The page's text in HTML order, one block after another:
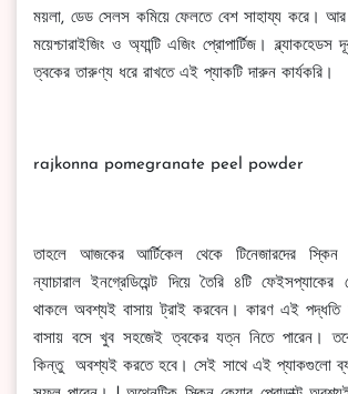
ময়লা, ডেড সেলস কমিয়ে ফেলতে বেশ সাহায্য করে।
ময়েশ্চারাইজিং ও অ্যান্টি এজিং প্রোপার্টিজ।
ত্বকের তারুণ্য ধরে রাখতে এই প্যাকটি দারুন কার্যকরি।
rajkonna pomegranate peel powder
তাহলে আজকের আর্টিকেল থেকে টিনেজারদের স্কিন
ন্যাচারাল ইনগ্রেডিয়েন্ট দিয়ে তৈরি ৪টি ফেইসপ্যাকের
থাকলে অবশ্যই বাসায় ট্রাই করবেন। কারণ এই
বাসায় বসে খুব সহজেই ত্বকের যত্ন নিতে পারেন।
কিন্তু অবশ্যই করতে হবে। সেই সাথে এই প্যাকগুলো